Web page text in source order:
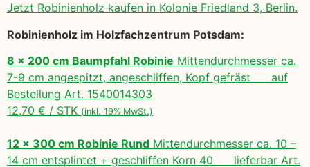
Jetzt Robinienholz kaufen in Kolonie Friedland 3, Berlin.
Robinienholz im Holzfachzentrum Potsdam:
8 x 200 cm Baumpfahl Robinie Mittendurchmesser ca.
7-9 cm angespitzt, angeschliffen, Kopf gefräst auf
Bestellung Art. 1540014303
12,70 € / STK (inkl. 19% MwSt.)
12 x 300 cm Robinie Rund Mittendurchmesser ca. 10 –
14 cm entsplintet + geschliffen Korn 40 lieferbar Art.